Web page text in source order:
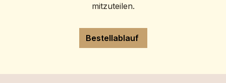
mitzuteilen.
Bestellablauf